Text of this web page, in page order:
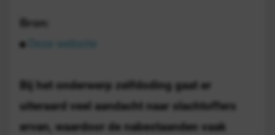
Bron:
Bij het onderwerp zelfdoding gaat er
uiteraard veel aandacht naar slachtoffers
ervan, waardoor de nabestaanden vaak